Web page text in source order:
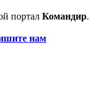
портал Командир.
нам